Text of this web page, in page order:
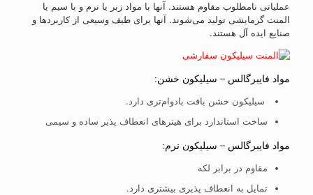
عملیاتی نامطلوب مقاوم هستند. آنها با مواد زبر یا نرم و با سیم یا
المنت گرمایشی تولید می‌شوند. آنها برای طیف وسیعی از کاربردها و
صنایع ایده آل هستند.
مواد فایبرگالس – سیلیکون خشن:
سیلیکون خشن بافت بادوام‌تری دارد.
ساخت استاندارد برای هیترهای انعطاف پذیر ساده و سیمی
مواد فایبرگالس – سیلیکون نرم:
مقاوم در برابر لکه
تمایل به انعطاف پذیری بیشتری دارد.